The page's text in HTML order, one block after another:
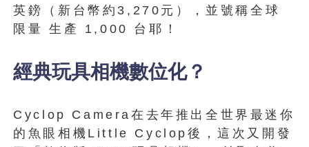
英鎊（新台幣約3,270元），並號稱全球
限量 生產 1,000 台耶！
經典玩具相機數位化？
Cyclop Camera在去年推出全世界最迷你
的魚眼相機Little Cyclop後，這次又開發